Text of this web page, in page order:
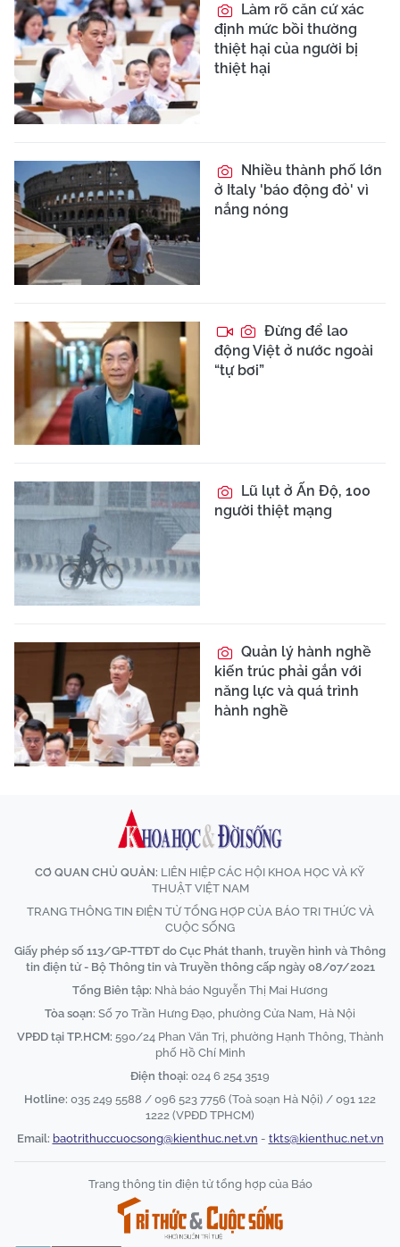
Làm rõ căn cứ xác
định mức bồi thường
thiệt hại của người bị
thiệt hại
Nhiều thành phố lớn
ở Italy 'báo động đỏ' vì
nắng nóng
Đừng để lao
động Việt ở nước ngoài
“tự bơi”
Lũ lụt ở Ấn Độ, 100
người thiệt mạng
Quản lý hành nghề
kiến trúc phải gắn với
năng lực và quá trình
hành nghề
CƠ QUAN CHỦ QUẢN: LIÊN HIỆP CÁC HỘI KHOA HỌC VÀ KỸ
THUẬT VIỆT NAM
TRANG THÔNG TIN ĐIỆN TỬ TỔNG HỢP CỦA BÁO TRI THỨC VÀ
CUỘC SỐNG
Giấy phép số 113/GP-TTĐT do Cục Phát thanh, truyền hình và Thông
tin điện tử - Bộ Thông tin và Truyền thông cấp ngày 08/07/2021
Tổng Biên tập: Nhà báo Nguyễn Thị Mai Hương
Tòa soạn: Số 70 Trần Hưng Đạo, phường Cửa Nam, Hà Nội
VPĐD tại TP.HCM: 590/24 Phan Văn Trị, phường Hạnh Thông, Thành
phố Hồ Chí Minh
Điện thoại: 024 6 254 3519
Hotline: 035 249 5588 / 096 523 7756 (Toà soạn Hà Nội) / 091 122
1222 (VPĐD TPHCM)
Email: baotrithuccuocsong@kienthuc.net.vn - tkts@kienthuc.net.vn
Trang thông tin điện tử tổng hợp của Báo